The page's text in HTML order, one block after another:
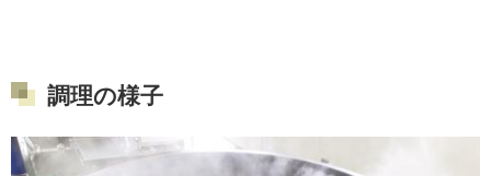
調理の様子